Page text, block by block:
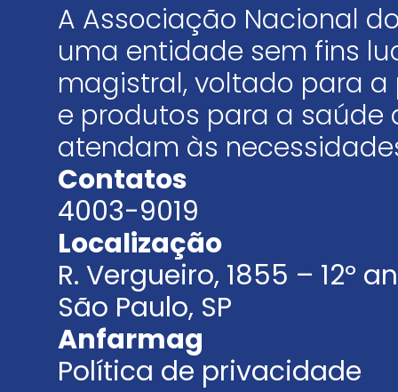
A Associação Nacional
uma entidade sem fins
magistral, voltado para
e produtos para a saúde
atendam às
Contatos
4003-9019
Localização
R. Vergueiro, 1855 – 12º
São Paulo, SP
Anfarmag
Política de privacidade